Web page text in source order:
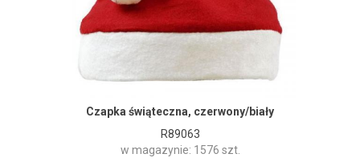
Czapka świąteczna, czerwony/biały
R89063
w magazynie: 1576 szt.